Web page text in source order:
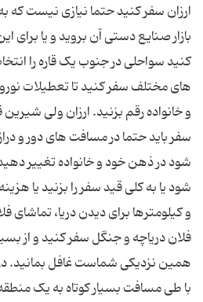
ارزان سفر کنید حتما نیازی نیست که
بازار صنایع دستی آن بروید و یا برای
کنید سواحلی در جنوب یک قاره را
های مختلف سفر کنید تا تعطیلات
و خانواده رقم بزنید. ارزان ولی شیرین
سفر باید حتما در مسافت های دور و
شود در ذهن خود و خانواده تغییر
شود یا به کلی قید سفر را بزنید یا
و کیلومترها برای دیدن دریا، تماشای
فلان دریاچه و جنگل سفر کنید و از
همین نزدیکی شماست غافل بمانید.
با طی مسافت بسیار کوتاه به یک